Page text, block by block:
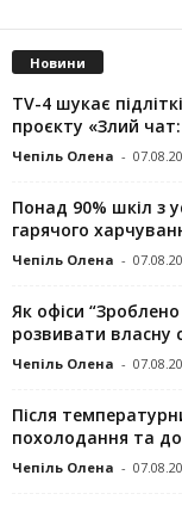
Новини
TV-4 шукає
проєкту «Злий
Чепіль Олена -
Понад 90% шкіл з
гарячого
Чепіль Олена -
Як офіси
розвивати власну
Чепіль Олена -
Після
похолодання та
Чепіль Олена -